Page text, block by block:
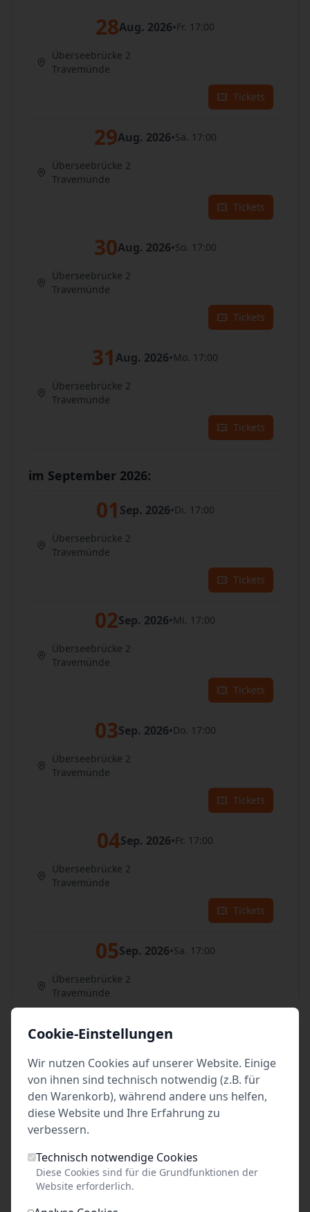
28Aug. 2026•Fr. 17:00
Überseebrücke 2
Travemünde
Tickets
29Aug. 2026•Sa. 17:00
Überseebrücke 2
Travemünde
Tickets
30Aug. 2026•So. 17:00
Überseebrücke 2
Travemünde
Tickets
31 Aug. 2026•Mo. 17:00
Überseebrücke 2
Travemünde
Tickets
im September 2026:
01 Sep. 2026•Di. 17:00
Überseebrücke 2
Travemünde
Tickets
02Sep. 2026•Mi. 17:00
Überseebrücke 2
Travemünde
Tickets
03Sep. 2026•Do. 17:00
Überseebrücke 2
Travemünde
Tickets
04Sep. 2026•Fr. 17:00
Überseebrücke 2
Travemünde
Tickets
05Sep. 2026•Sa. 17:00
Überseebrücke 2
Travemünde
06Sep. 2026•So. 17:00
Überseebrücke 2
Travemünde
07Sep. 2026•Mo. 17:00
Cookie-Einstellungen
Wir nutzen Cookies auf unserer Website. Einige
von ihnen sind technisch notwendig (z.B. für
den Warenkorb), während andere uns helfen,
diese Website und Ihre Erfahrung zu
verbessern.
Technisch notwendige Cookies
Diese Cookies sind für die Grundfunktionen der
Website erforderlich.